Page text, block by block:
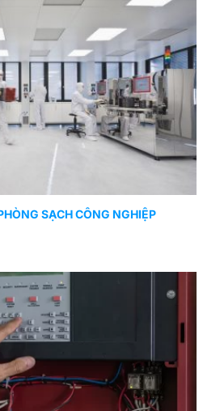
SẠCH CÔNG NGHIỆP